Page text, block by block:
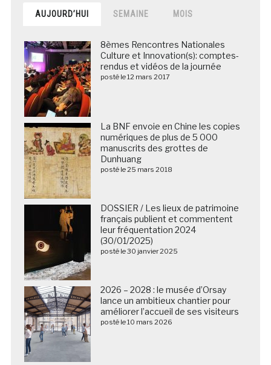
AUJOURD’HUI SEMAINE MOIS
8èmes Rencontres Nationales
Culture et Innovation(s): comptes-
rendus et vidéos de la journée
posté le 12 mars 2017
La BNF envoie en Chine les copies
numériques de plus de 5 000
manuscrits des grottes de
Dunhuang
posté le 25 mars 2018
DOSSIER / Les lieux de patrimoine
français publient et commentent
leur fréquentation 2024
(30/01/2025)
posté le 30 janvier 2025
2026 – 2028 : le musée d’Orsay
lance un ambitieux chantier pour
améliorer l’accueil de ses visiteurs
posté le 10 mars 2026